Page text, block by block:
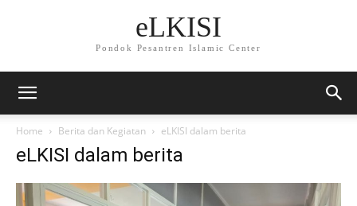
eLKISI
Pondok Pesantren Islamic Center
Home Berita dan Kegiatan eLKISI dalam berita
eLKISI dalam berita